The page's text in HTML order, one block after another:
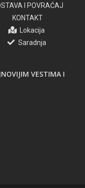
I POVRAĆAJ
KONTAKT
Lokacija
Saradnja
VESTIMA I